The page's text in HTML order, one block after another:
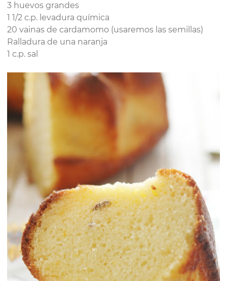
3 huevos grandes
1 1/2 c.p. levadura química
20 vainas de cardamomo (usaremos las semillas)
Ralladura de una naranja
1 c.p. sal